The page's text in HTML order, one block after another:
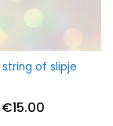
string of slipje
€15.00